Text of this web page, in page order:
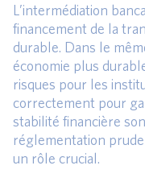
L’intermédiation
financement de la
durable. Dans le
économie plus
risques pour les
correctement pour
stabilité financière
réglementation
un rôle crucial.